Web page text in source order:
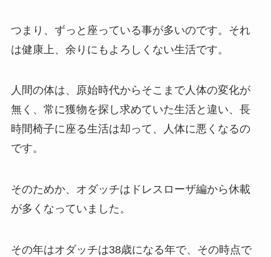
つまり、ずっと座っている事が多いのです。それ
は健康上、余りにもよろしくない生活です。
人間の体は、原始時代からそこまで人体の変化が
無く、常に獲物を探し求めていた生活と違い、長
時間椅子に座る生活は却って、人体に悪くなるの
です。
そのためか、オダッチはドレスローザ編から休載
が多くなっていました。
その年はオダッチは38歳になる年で、その時点で